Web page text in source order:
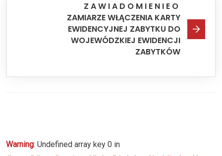
Z A W I A D O M I E N I E O
ZAMIARZE WŁĄCZENIA KARTY
EWIDENCYJNEJ ZABYTKU DO
WOJEWÓDZKIEJ EWIDENCJI
ZABYTKÓW
Warning: Undefined array key 0 in